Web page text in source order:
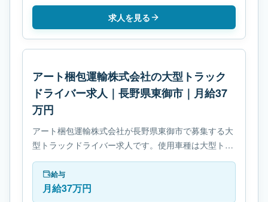
求人を見る
アート梱包運輸株式会社の大型トラック
ドライバー求人｜長野県東御市｜月給37
万円
アート梱包運輸株式会社が長野県東御市で募集する大
型トラックドライバー求人です。使用車種は大型トラ
ックです。勤務時間は- 変形労働時間制です。必要免
許は- 大型自動車免許です。
給与
月給37万円